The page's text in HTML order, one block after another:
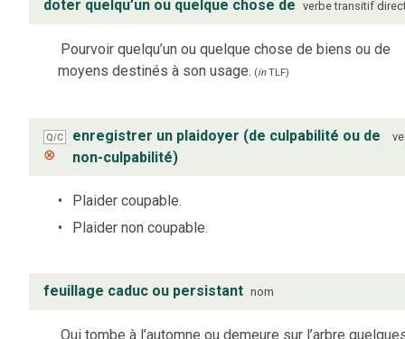
doter quelqu’un ou quelque chose de verbe transitif
Pourvoir quelqu’un ou quelque chose de biens ou de
moyens destinés à son usage. (inTLF)
Q/C
⊗
enregistrer un plaidoyer (de culpabilité ou de
non-culpabilité)
Plaider coupable.
Plaider non coupable.
feuillage caduc ou persistant nom
Qui tombe à l’automne ou demeure sur l’arbre